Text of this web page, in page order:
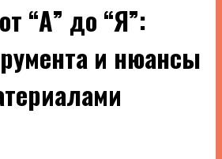
“А” до “Я”:
и нюансы